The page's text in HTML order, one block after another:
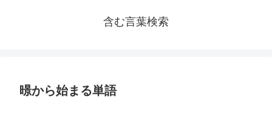
含む言葉検索
暻から始まる単語